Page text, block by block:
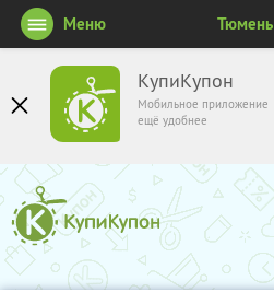
КупиКупон
Мобильное приложение
ещё удобнее
Меню Тюмень